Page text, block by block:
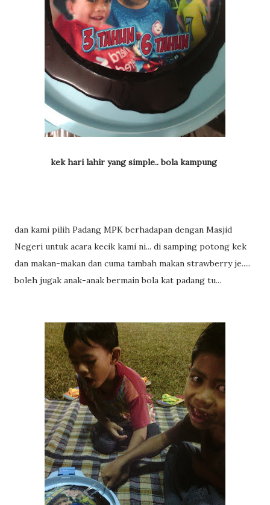
kek hari lahir yang simple.. bola kampung
dan kami pilih Padang MPK berhadapan dengan Masjid
Negeri untuk acara kecik kami ni... di samping potong kek
dan makan-makan dan cuma tambah makan strawberry je.....
boleh jugak anak-anak bermain bola kat padang tu...